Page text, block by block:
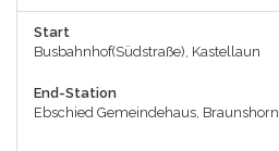
Start
Busbahnhof(Südstraße), Kastellaun
End-Station
Ebschied Gemeindehaus, Braunshorn